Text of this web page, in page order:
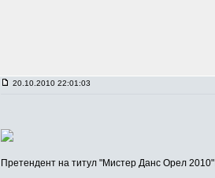
20.10.2010 22:01:03
Претендент на титул "Мистер Данс Орел